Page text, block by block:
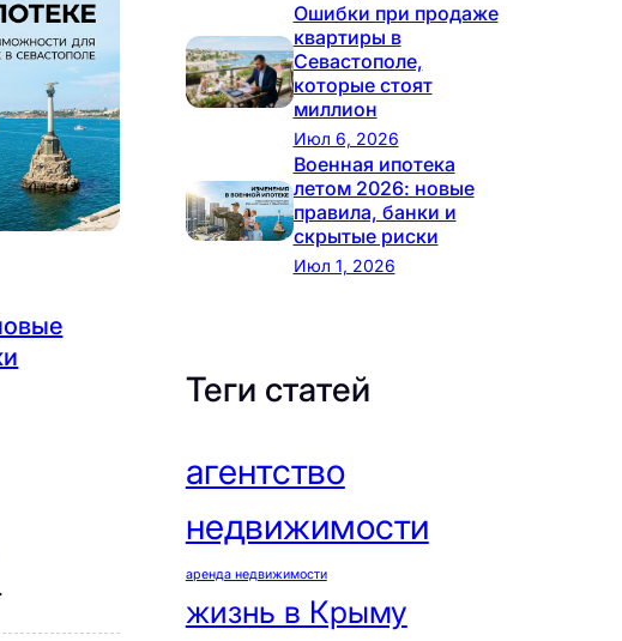
Ошибки при продаже
квартиры в
Севастополе,
которые стоят
миллион
Июл 6, 2026
Военная ипотека
летом 2026: новые
правила, банки и
скрытые риски
Июл 1, 2026
Теги статей
агентство
недвижимости
аренда недвижимости
жизнь в Крыму